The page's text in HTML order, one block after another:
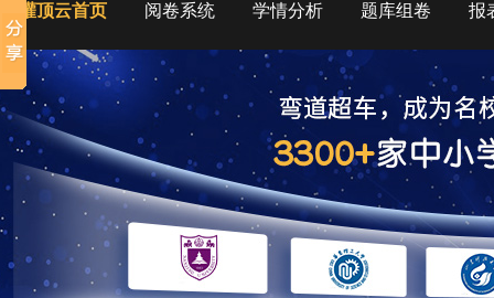
灌顶云首页 阅卷系统 学情分析 题库组卷 报